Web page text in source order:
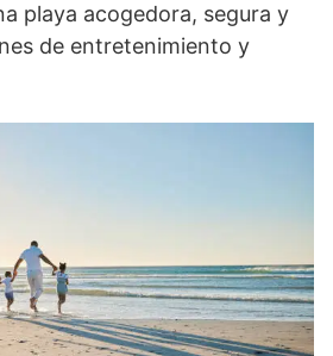
playa acogedora, segura y
de entretenimiento y